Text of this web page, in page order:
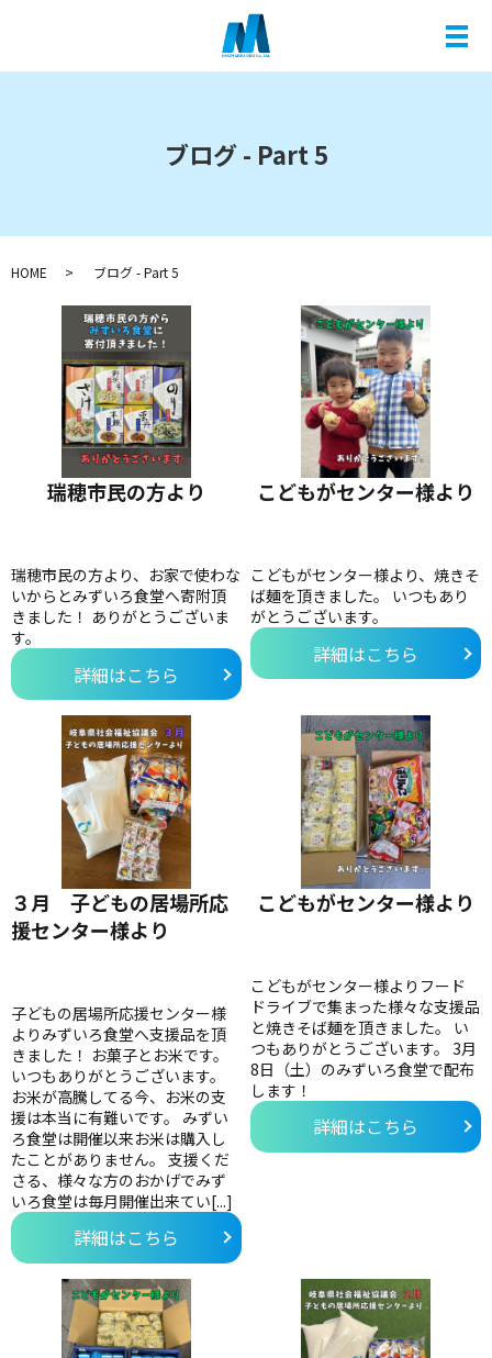
メ
ブログ - Part 5
HOME ブログ - Part 5
瑞穂市民の方より
瑞穂市民の方より、お家で使わな
いからとみずいろ食堂へ寄附頂
きました！ ありがとうございま
す。
詳細はこちら
こどもがセンター様より
こどもがセンター様より、焼きそ
ば麺を頂きました。 いつもあり
がとうございます。
詳細はこちら
３月 子どもの居場所応
援センター様より
子どもの居場所応援センター様
よりみずいろ食堂へ支援品を頂
きました！ お菓子とお米です。
いつもありがとうございます。
お米が高騰してる今、お米の支
援は本当に有難いです。 みずい
ろ食堂は開催以来お米は購入し
たことがありません。 支援くだ
さる、様々な方のおかげでみず
いろ食堂は毎月開催出来てい[...]
詳細はこちら
こどもがセンター様より
こどもがセンター様よりフード
ドライブで集まった様々な支援品
と焼きそば麺を頂きました。 い
つもありがとうございます。 3月
8日（土）のみずいろ食堂で配布
します！
詳細はこちら